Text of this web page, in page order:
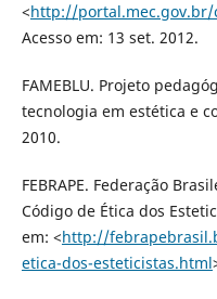
<http://
Acesso em: 13 set. 2012.
FAMEBLU. Projeto
tecnologia em estética e
2010.
FEBRAPE. Federação
Código de Ética dos
em: <http://
etica-dos-esteticistas.html